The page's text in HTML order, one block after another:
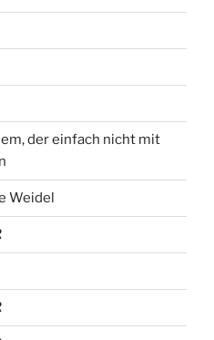
der einfach nicht mit
Weidel